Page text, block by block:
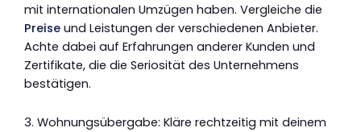
mit internationalen Umzügen haben. Vergleiche die
Preise und Leistungen der verschiedenen Anbieter.
Achte dabei auf Erfahrungen anderer Kunden und
Zertifikate, die die Seriosität des Unternehmens
bestätigen.
3. Wohnungsübergabe: Kläre rechtzeitig mit deinem